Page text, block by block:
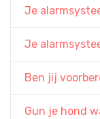
Je
Je
Ben jij
Gun je hond